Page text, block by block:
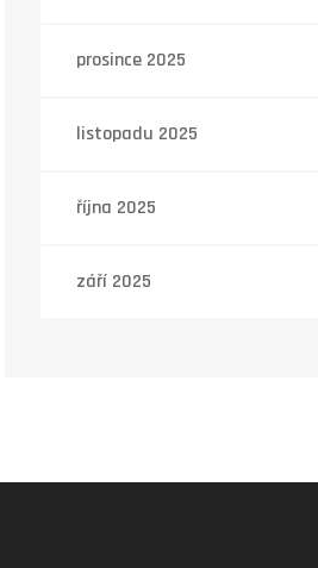
prosince 2025
listopadu 2025
října 2025
září 2025